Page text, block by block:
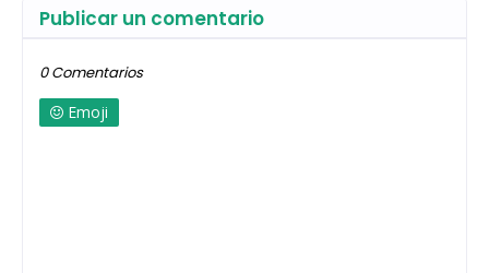
Publicar un comentario
0 Comentarios
Emoji